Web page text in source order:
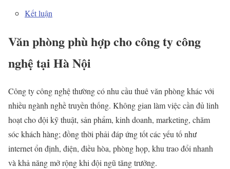
Kết luận
Văn phòng phù hợp cho công ty công
nghệ tại Hà Nội
Công ty công nghệ thường có nhu cầu thuê văn phòng khác với
nhiều ngành nghề truyền thống. Không gian làm việc cần đủ linh
hoạt cho đội kỹ thuật, sản phẩm, kinh doanh, marketing, chăm
sóc khách hàng; đồng thời phải đáp ứng tốt các yếu tố như
internet ổn định, điện, điều hòa, phòng họp, khu trao đổi nhanh
và khả năng mở rộng khi đội ngũ tăng trưởng.